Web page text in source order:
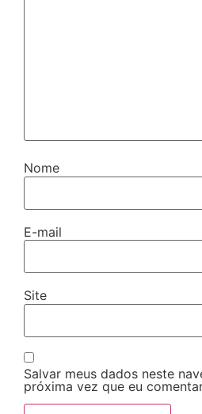
Nome
E-mail
Site
Salvar meus dados neste
próxima vez que eu